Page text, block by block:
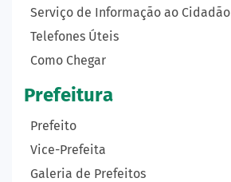
Serviço de Informação ao Cidadão
Telefones Úteis
Como Chegar
Prefeitura
Prefeito
Vice-Prefeita
Galeria de Prefeitos